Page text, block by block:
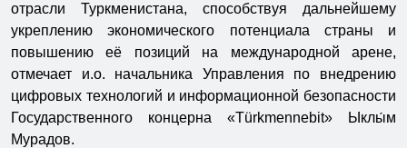
отрасли Туркменистана, способствуя дальнейшему
укреплению экономического потенциала страны и
повышению её позиций на международной арене,
отмечает и.о. начальника Управления по внедрению
цифровых технологий и информационной безопасности
Государственного концерна «Türkmennebit» Ыклы́м
Мурадов.